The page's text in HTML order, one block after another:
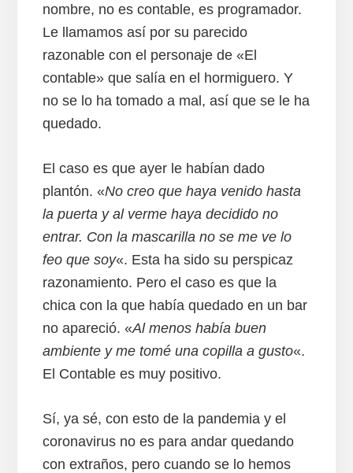
nombre, no es contable, es programador.
Le llamamos así por su parecido
razonable con el personaje de «El
contable» que salía en el hormiguero. Y
no se lo ha tomado a mal, así que se le ha
quedado.
El caso es que ayer le habían dado
plantón. «No creo que haya venido hasta
la puerta y al verme haya decidido no
entrar. Con la mascarilla no se me ve lo
feo que soy«. Esta ha sido su perspicaz
razonamiento. Pero el caso es que la
chica con la que había quedado en un bar
no apareció. «Al menos había buen
ambiente y me tomé una copilla a gusto«.
El Contable es muy positivo.
Sí, ya sé, con esto de la pandemia y el
coronavirus no es para andar quedando
con extraños, pero cuando se lo hemos